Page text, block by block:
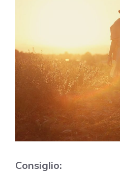
Consiglio: